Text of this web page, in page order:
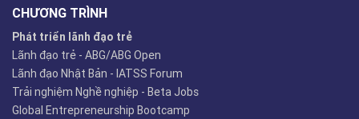
CHƯƠNG TRÌNH
Phát triển lãnh đạo trẻ
Lãnh đạo trẻ - ABG/ABG Open
Lãnh đạo Nhật Bản - IATSS Forum
Trải nghiệm Nghề nghiệp - Beta Jobs
Global Entrepreneurship Bootcamp